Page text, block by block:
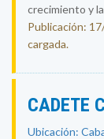
crecimiento y
Publicación:
cargada.
CADETE
Ubicación: